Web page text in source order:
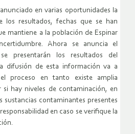
en varias oportunidades la
los resultados, fechas que se han
mantiene a la población de Espinar
Ahora se anuncia el
presentarán los resultados del
difusión de esta información va a
proceso en tanto existe amplia
hay niveles de contaminación, en
sustancias contaminantes presentes
en caso se verifique la